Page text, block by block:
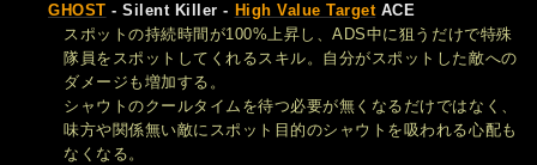
GHOST - Silent Killer - High Value TargetACE
スポットの持続時間が100%上昇し、ADS中に狙うだけで特殊
隊員をスポットしてくれるスキル。自分がスポットした敵への
ダメージも増加する。
シャウトのクールタイムを待つ必要が無くなるだけではなく、
味方や関係無い敵にスポット目的のシャウトを吸われる心配も
なくなる。